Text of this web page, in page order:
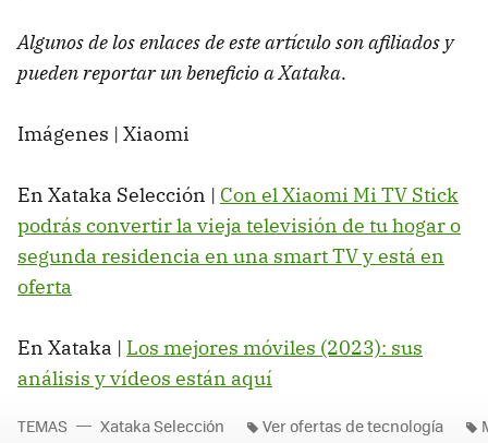
Algunos de los enlaces de este artículo son afiliados y
pueden reportar un beneficio a Xataka.
Imágenes | Xiaomi
En Xataka Selección | Con el Xiaomi Mi TV Stick
podrás convertir la vieja televisión de tu hogar o
segunda residencia en una smart TV y está en
oferta
En Xataka | Los mejores móviles (2023): sus
análisis y vídeos están aquí
TEMAS Xataka Selección Ver ofertas de tecnología